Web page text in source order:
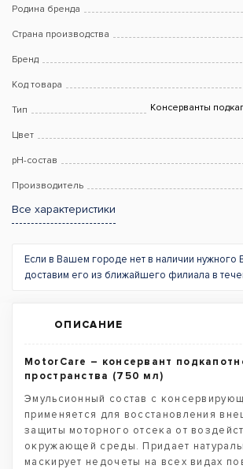
Родина бренда
Страна производства
Бренд
Код товара
Тип Консерванты
Цвет
pH-состав
Производитель
Все характеристики
Если в Вашем городе нет в наличии нужного
доставим его из ближайшего филиала в
ОПИСАНИЕ
MotorCare – консервант
пространства (750 мл)
Эмульсионный состав с
применяется для восстановления
защиты моторного отсека от
окружающей среды. Придает
маскирует недочеты на всех видах